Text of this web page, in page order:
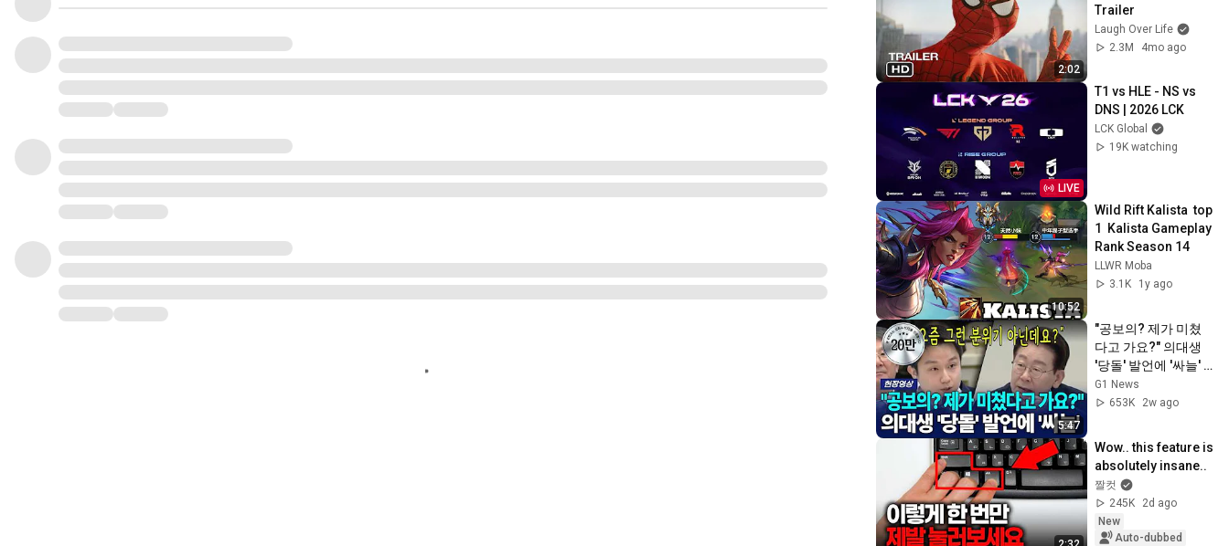
2:02
Trailer
Laugh Over Life
2.3M
4mo ago
LIVE
T1 vs HLE - NS vs
DNS | 2026 LCK
LCK Global
19K watching
10:52
Wild Rift Kalista  top
1  Kalista Gameplay
Rank Season 14
LLWR Moba
3.1K
1y ago
5:47
"공보의? 제가 미쳤
다고 가요?" 의대생
'당돌' 발언에 '싸늘'
[G1현장영상]
G1 News
653K
2w ago
Wow.. this feature is
absolutely insane..
짤컷
245K
2d ago
New
Auto-dubbed